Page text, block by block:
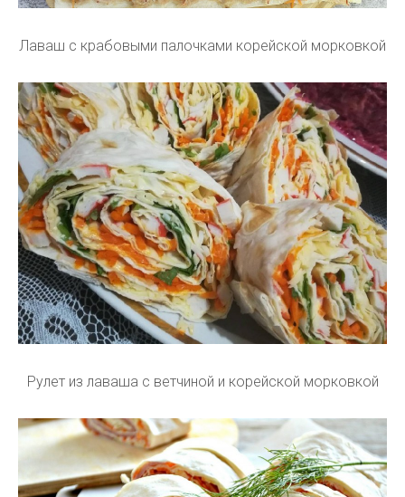
Лаваш с крабовыми палочками корейской морковкой
Рулет из лаваша с ветчиной и корейской морковкой